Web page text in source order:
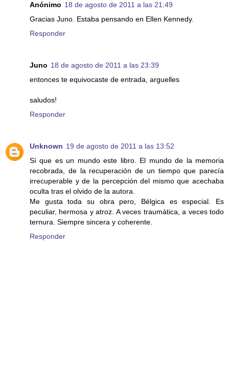
Anónimo 18 de agosto de 2011 a las 21:49
Gracias Juno. Estaba pensando en Ellen Kennedy.
Responder
Juno 18 de agosto de 2011 a las 23:39
entonces te equivocaste de entrada, arguelles
saludos!
Responder
Unknown 19 de agosto de 2011 a las 13:52
Sí que es un mundo este libro. El mundo de la memoria
recobrada, de la recuperación de un tiempo que parecía
irrecuperable y de la percepción del mismo que acechaba
oculta tras el olvido de la autora.
Me gusta toda su obra pero, Bélgica es especial. Es
peculiar, hermosa y atroz. A veces traumática, a veces todo
ternura. Siempre sincera y coherente.
Responder